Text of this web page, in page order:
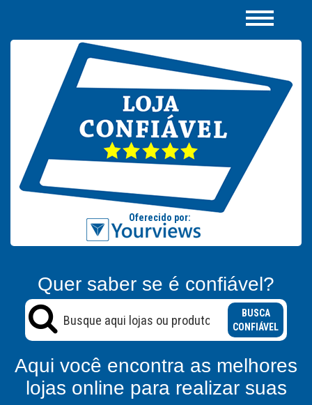
Quer saber se é confiável?
BUSCA
CONFIÁVEL
Aqui você encontra as melhores
lojas online para realizar suas